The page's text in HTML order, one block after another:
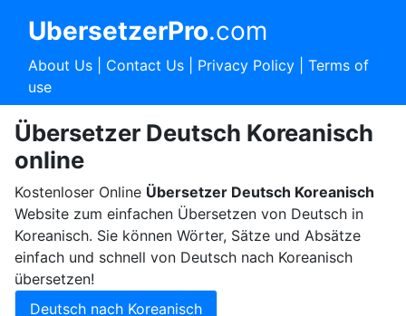
UbersetzerPro.com
About Us| Contact Us| Privacy Policy| Terms of
use
Übersetzer Deutsch Koreanisch
online
Kostenloser Online Übersetzer Deutsch Koreanisch
Website zum einfachen Übersetzen von Deutsch in
Koreanisch. Sie können Wörter, Sätze und Absätze
einfach und schnell von Deutsch nach Koreanisch
übersetzen!
Deutsch nach Koreanisch